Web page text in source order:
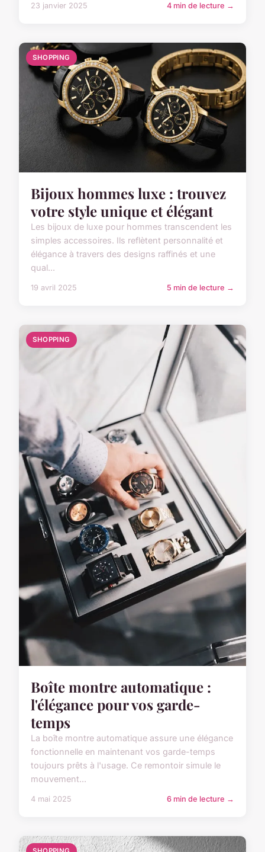
23 janvier 2025 4 min de lecture →
SHOPPING
Bijoux hommes luxe : trouvez
votre style unique et élégant
Les bijoux de luxe pour hommes transcendent les
simples accessoires. Ils reflètent personnalité et
élégance à travers des designs raffinés et une
qual...
19 avril 2025 5 min de lecture →
SHOPPING
Boîte montre automatique :
l'élégance pour vos garde-
temps
La boîte montre automatique assure une élégance
fonctionnelle en maintenant vos garde-temps
toujours prêts à l'usage. Ce remontoir simule le
mouvement...
4 mai 2025 6 min de lecture →